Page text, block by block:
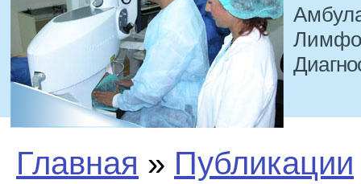
Главная » Публикации